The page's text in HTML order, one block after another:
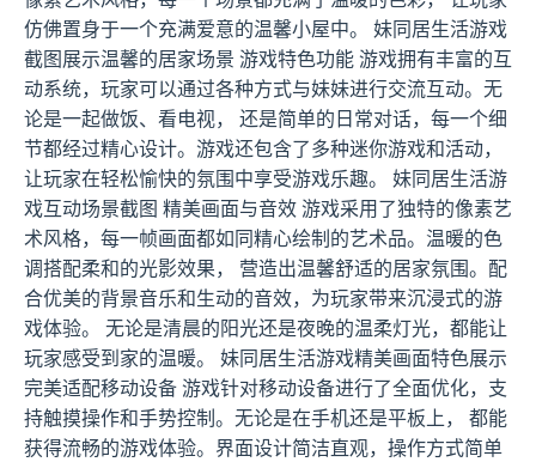
仿佛置身于一个充满爱意的温馨小屋中。 妹同居生活游戏
截图展示温馨的居家场景 游戏特色功能 游戏拥有丰富的互
动系统，玩家可以通过各种方式与妹妹进行交流互动。无
论是一起做饭、看电视， 还是简单的日常对话，每一个细
节都经过精心设计。游戏还包含了多种迷你游戏和活动，
让玩家在轻松愉快的氛围中享受游戏乐趣。 妹同居生活游
戏互动场景截图 精美画面与音效 游戏采用了独特的像素艺
术风格，每一帧画面都如同精心绘制的艺术品。温暖的色
调搭配柔和的光影效果， 营造出温馨舒适的居家氛围。配
合优美的背景音乐和生动的音效，为玩家带来沉浸式的游
戏体验。 无论是清晨的阳光还是夜晚的温柔灯光，都能让
玩家感受到家的温暖。 妹同居生活游戏精美画面特色展示
完美适配移动设备 游戏针对移动设备进行了全面优化，支
持触摸操作和手势控制。无论是在手机还是平板上， 都能
获得流畅的游戏体验。界面设计简洁直观，操作方式简单